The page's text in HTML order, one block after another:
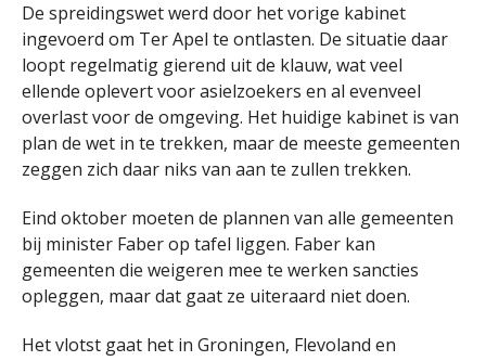
De spreidingswet werd door het vorige kabinet
ingevoerd om Ter Apel te ontlasten. De situatie daar
loopt regelmatig gierend uit de klauw, wat veel
ellende oplevert voor asielzoekers en al evenveel
overlast voor de omgeving. Het huidige kabinet is van
plan de wet in te trekken, maar de meeste gemeenten
zeggen zich daar niks van aan te zullen trekken.
Eind oktober moeten de plannen van alle gemeenten
bij minister Faber op tafel liggen. Faber kan
gemeenten die weigeren mee te werken sancties
opleggen, maar dat gaat ze uiteraard niet doen.
Het vlotst gaat het in Groningen, Flevoland en